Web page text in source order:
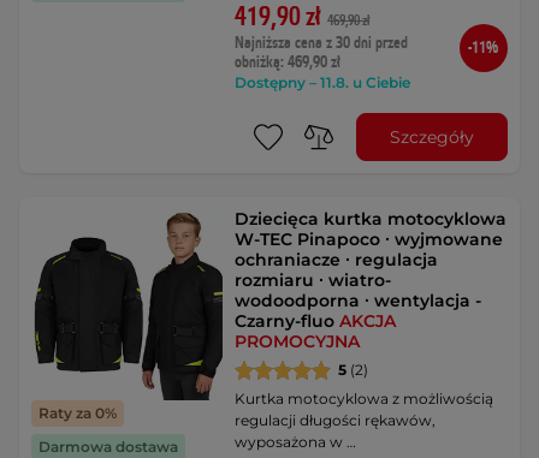
419,90 zł 469,90 zł
Najniższa cena z 30 dni przed
obniżką: 469,90 zł
Dostępny – 11.8. u Ciebie
-11%
Szczegóły
Raty za 0%
Darmowa dostawa
Dziecięca kurtka motocyklowa
W-TEC Pinapoco ∙ wyjmowane
ochraniacze ∙ regulacja
rozmiaru ∙ wiatro-
wodoodporna ∙ wentylacja -
Czarny-fluoAKCJA
PROMOCYJNA
5 (2)
Kurtka motocyklowa z możliwością
regulacji długości rękawów,
wyposażona w …